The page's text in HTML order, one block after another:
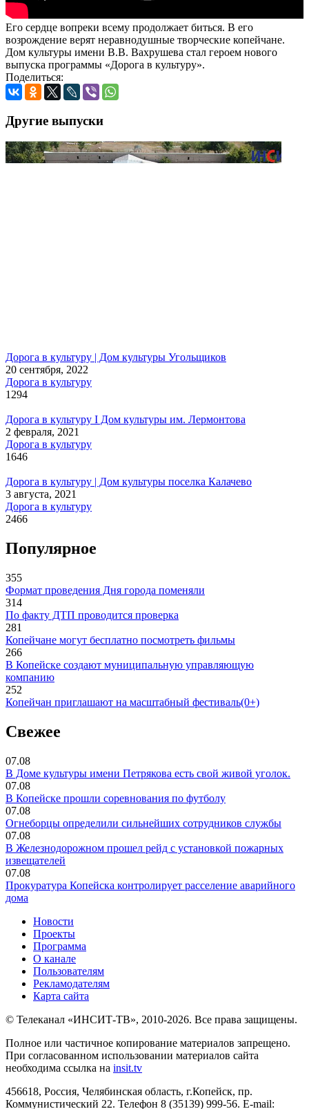
Его сердце вопреки всему продолжает биться. В его
возрождение верят неравнодушные творческие копейчане.
Дом культуры имени В.В. Вахрушева стал героем нового
выпуска программы «Дорога в культуру».
Поделиться:
Другие выпуски
Дорога в культуру | Дом культуры Угольщиков
20 сентября, 2022
Дорога в культуру
1294
Дорога в культуру I Дом культуры им. Лермонтова
2 февраля, 2021
Дорога в культуру
1646
Дорога в культуру | Дом культуры поселка Калачево
3 августа, 2021
Дорога в культуру
2466
Популярное
355
Формат проведения Дня города поменяли
314
По факту ДТП проводится проверка
281
Копейчане могут бесплатно посмотреть фильмы
266
В Копейске создают муниципальную управляющую
компанию
252
Копейчан приглашают на масштабный фестиваль(0+)
Свежее
07.08
В Доме культуры имени Петрякова есть свой живой уголок.
07.08
В Копейске прошли соревнования по футболу
07.08
Огнеборцы определили сильнейших сотрудников службы
07.08
В Железнодорожном прошел рейд с установкой пожарных
извещателей
07.08
Прокуратура Копейска контролирует расселение аварийного
дома
Новости
Проекты
Программа
О канале
Пользователям
Рекламодателям
Карта сайта
© Телеканал «ИНСИТ-ТВ», 2010-2026. Все права защищены.
Полное или частичное копирование материалов запрещено.
При согласованном использовании материалов сайта
необходима ссылка на insit.tv
456618, Россия, Челябинская область, г.Копейск, пр.
Коммунистический 22. Телефон 8 (35139) 999-56. E-mail: